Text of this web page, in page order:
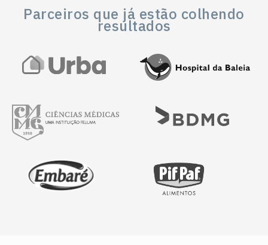
Parceiros que já estão colhendo
resultados